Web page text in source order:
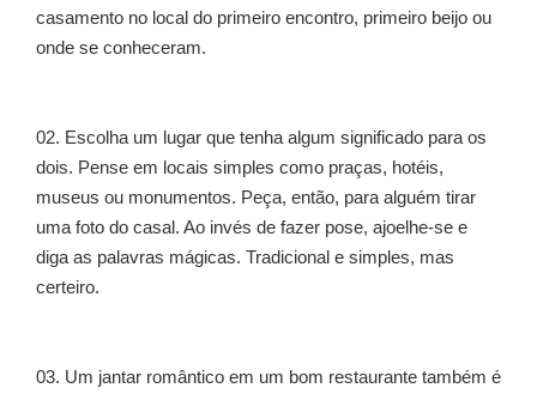
casamento no local do primeiro encontro, primeiro beijo ou
onde se conheceram.
02. Escolha um lugar que tenha algum significado para os
dois. Pense em locais simples como praças, hotéis,
museus ou monumentos. Peça, então, para alguém tirar
uma foto do casal. Ao invés de fazer pose, ajoelhe-se e
diga as palavras mágicas. Tradicional e simples, mas
certeiro.
03. Um jantar romântico em um bom restaurante também é